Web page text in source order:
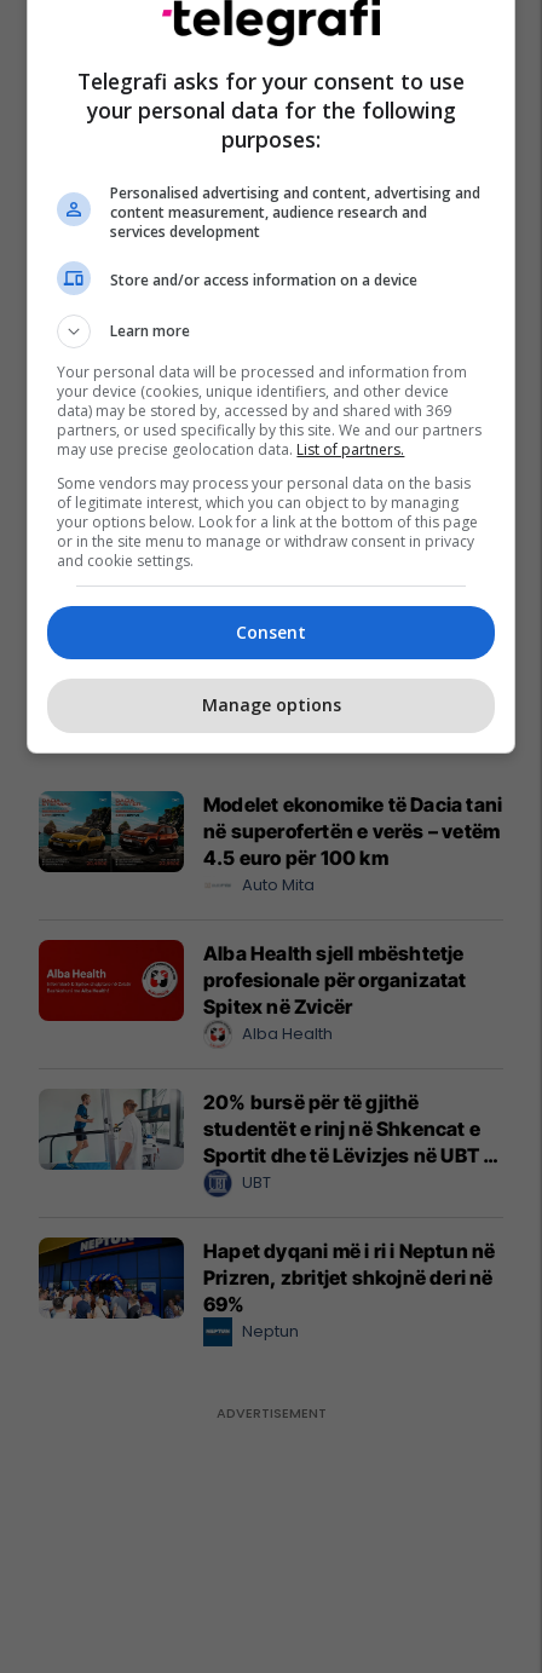
Promo Reklamo këtu
Modelet ekonomike të Dacia tani
në superofertën e verës – vetëm
4.5 euro për 100 km
Auto Mita
Alba Health sjell mbështetje
profesionale për organizatat
Spitex në Zvicër
Alba Health
20% bursë për të gjithë
studentët e rinj në Shkencat e
Sportit dhe të Lëvizjes në UBT –
vendet janë të limituara
UBT
Hapet dyqani më i ri i Neptun në
Prizren, zbritjet shkojnë deri në
69%
Neptun
Telegrafi asks for your consent to use
your personal data for the following
purposes:
Personalised advertising and content, advertising and
content measurement, audience research and
services development
Store and/or access information on a device
Learn more
Your personal data will be processed and information from
your device (cookies, unique identifiers, and other device
data) may be stored by, accessed by and shared with 369
partners, or used specifically by this site. We and our partners
may use precise geolocation data. List of partners.
Some vendors may process your personal data on the basis
of legitimate interest, which you can object to by managing
your options below. Look for a link at the bottom of this page
or in the site menu to manage or withdraw consent in privacy
and cookie settings.
Consent
Manage options